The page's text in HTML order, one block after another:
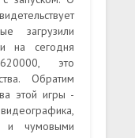
загрузили
на сегодня
это
Обратим
этой игры -
и чумовыми